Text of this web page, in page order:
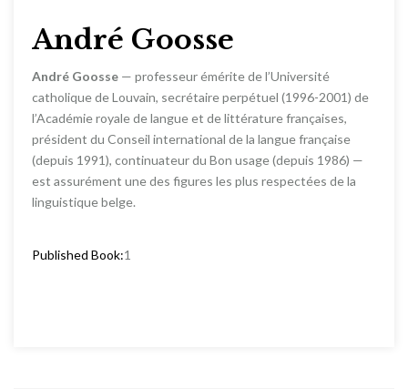
André Goosse
André Goosse — professeur émérite de l’Université
catholique de Louvain, secrétaire perpétuel (1996-2001) de
l’Académie royale de langue et de littérature françaises,
président du Conseil international de la langue française
(depuis 1991), continuateur du Bon usage (depuis 1986) —
est assurément une des figures les plus respectées de la
linguistique belge.
Published Book:1